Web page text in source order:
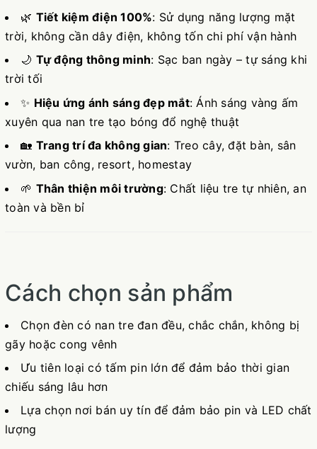
🌿 Tiết kiệm điện 100%: Sử dụng năng lượng mặt
trời, không cần dây điện, không tốn chi phí vận hành
🌙 Tự động thông minh: Sạc ban ngày – tự sáng khi
trời tối
✨ Hiệu ứng ánh sáng đẹp mắt: Ánh sáng vàng ấm
xuyên qua nan tre tạo bóng đổ nghệ thuật
🏡 Trang trí đa không gian: Treo cây, đặt bàn, sân
vườn, ban công, resort, homestay
🌱 Thân thiện môi trường: Chất liệu tre tự nhiên, an
toàn và bền bỉ
Cách chọn sản phẩm
Chọn đèn có nan tre đan đều, chắc chắn, không bị
gãy hoặc cong vênh
Ưu tiên loại có tấm pin lớn để đảm bảo thời gian
chiếu sáng lâu hơn
Lựa chọn nơi bán uy tín để đảm bảo pin và LED chất
lượng